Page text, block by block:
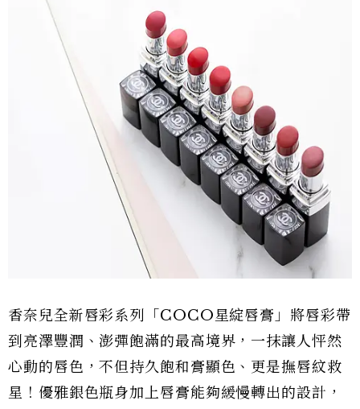
香奈兒全新唇彩系列「COCO星綻唇膏」將唇彩帶
到亮澤豐潤、澎彈飽滿的最高境界，一抹讓人怦然
心動的唇色，不但持久飽和膏顯色、更是撫唇紋救
星！優雅銀色瓶身加上唇膏能夠緩慢轉出的設計，